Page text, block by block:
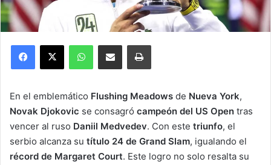
Facebook
X WhatsAppCompartir por correo electrónicoImprimir
En el emblemático Flushing Meadows de Nueva York,
Novak Djokovic se consagró campeón del US Open tras
vencer al ruso Daniil Medvedev. Con este triunfo, el
serbio alcanza su título 24 de Grand Slam, igualando el
récord de Margaret Court. Este logro no solo resalta su